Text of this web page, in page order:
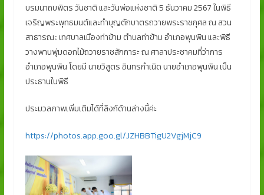
บรมนาถบพิตร วันชาติ และวันพ่อแห่งชาติ 5 ธันวาคม 2567 ในพิธี
เจริญพระพุทธมนต์และทำบุญตักบาตรถวายพระราชกุศล ณ สวน
สาธารณะ เทศบาลเมืองท่าข้ามตำบลท่าข้าม อำเภอพุนพิน และพิธี
วางพานพุ่มดอกไม้ถวายราชสักการะ ณ ศาลาประชาคมที่ว่าการ
อำเภอพุนพิน โดยมี นายวิสูตร อินทรกำเนิด นายอำเภอพุนพิน เป็น
ประธานในพิธี
ประมวลภาพเพิ่มเติมได้ที่ลิงก์ด้านล่างนี้ค่ะ
https://photos.app.goo.gl/JZHBBTigU2VgjMjC9